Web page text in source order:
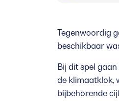
Tegenwoordig
beschikbaar
Bij dit spel
de klimaatklok,
bijbehorende